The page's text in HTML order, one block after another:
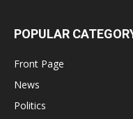
POPULAR
Front Page
News
Politics